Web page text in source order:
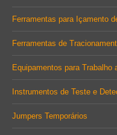
Ferramentas para Içamento
Ferramentas de
Equipamentos para Trabalho
Instrumentos de Teste e
Jumpers Temporários